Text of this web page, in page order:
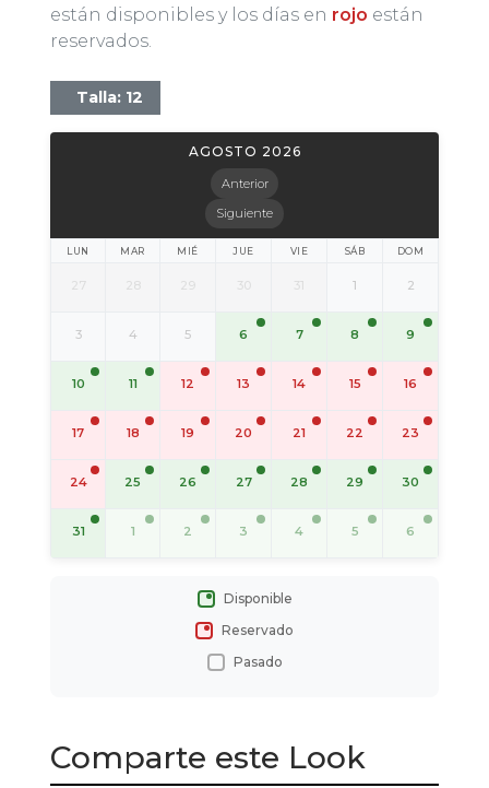
están disponibles y los días en rojo están
reservados.
Talla: 12
Anterior
AGOSTO 2026
Siguiente
LUN MAR MIÉ JUE VIE SÁB DOM
27 28 29 30 31 1 2
3 4 5 6 7 8 9
10 11 12 13 14 15 16
17 18 19 20 21 22 23
24 25 26 27 28 29 30
31 1 2 3 4 5 6
Disponible
Reservado
Pasado
Comparte este Look